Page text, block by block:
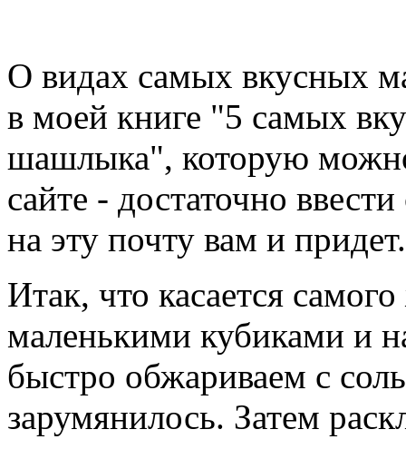
О видах самых вкусных
в моей книге "5 самых
шашлыка", которую можно
сайте - достаточно
на эту почту вам и придет.
Итак, что касается
маленькими кубиками и
быстро обжариваем с
зарумянилось. Затем